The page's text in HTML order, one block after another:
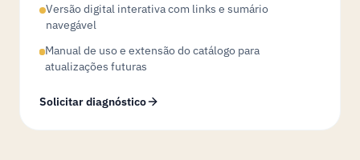
Versão digital interativa com links e sumário
navegável
Manual de uso e extensão do catálogo para
atualizações futuras
Solicitar diagnóstico